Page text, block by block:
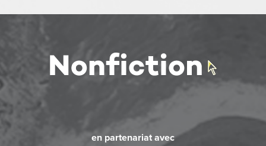
en partenariat avec